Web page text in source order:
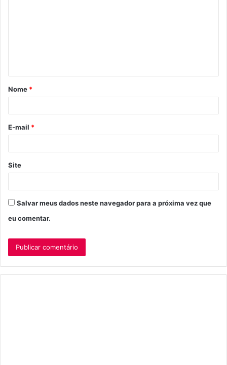
á
r
*
Nome *
E-mail *
Site
Salvar meus dados neste navegador para a próxima vez que
eu comentar.